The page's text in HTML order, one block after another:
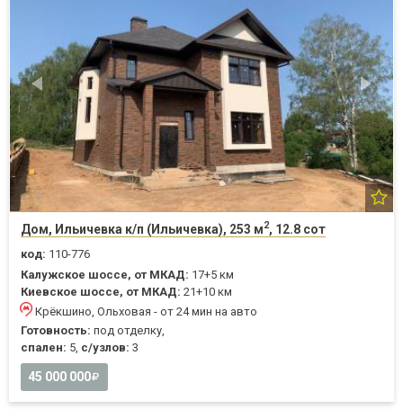
Дом, Ильичевка к/п (Ильичевка), 253 м2, 12.8 сот
код: 110-776
Калужское шоссе, от МКАД: 17+5 км
Киевское шоссе, от МКАД: 21+10 км
Крёкшино, Ольховая - от 24 мин на авто
Готовность: под отделку,
спален: 5, с/узлов: 3
45 000 000